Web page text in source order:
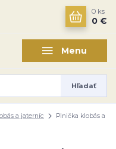
Menu
Hľadať
0 ks
0 €
a jaterníc
Plnička klobás a